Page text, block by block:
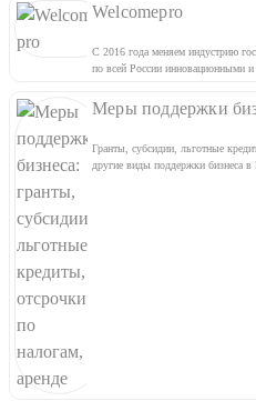
Welcomepro
С 2016 года меняем индустрию
по всей России инновационными
производства. Чат: https://t.me/
Меры поддержки
Гранты, субсидии, льготные
другие виды поддержки бизнеса